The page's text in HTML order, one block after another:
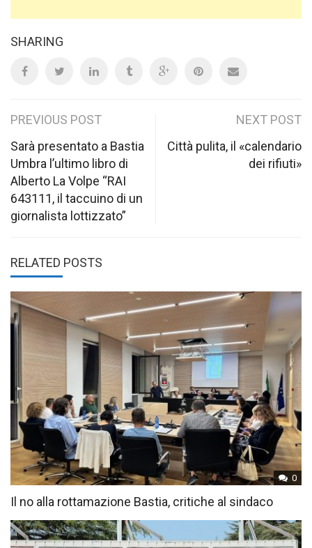
SHARING
Post
navigation
PREVIOUS POST
Sarà presentato a Bastia
Umbra l’ultimo libro di
Alberto La Volpe “RAI
643111, il taccuino di un
giornalista lottizzato”
NEXT POST
Città pulita, il «calendario
dei rifiuti»
RELATED POSTS
0
Il no alla rottamazione Bastia, critiche al sindaco